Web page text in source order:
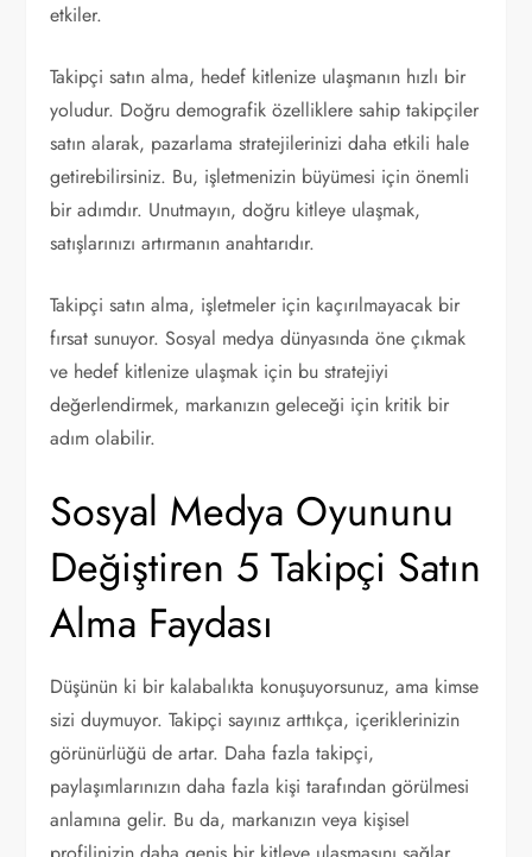
etkiler.
Takipçi satın alma, hedef kitlenize ulaşmanın hızlı bir
yoludur. Doğru demografik özelliklere sahip takipçiler
satın alarak, pazarlama stratejilerinizi daha etkili hale
getirebilirsiniz. Bu, işletmenizin büyümesi için önemli
bir adımdır. Unutmayın, doğru kitleye ulaşmak,
satışlarınızı artırmanın anahtarıdır.
Takipçi satın alma, işletmeler için kaçırılmayacak bir
fırsat sunuyor. Sosyal medya dünyasında öne çıkmak
ve hedef kitlenize ulaşmak için bu stratejiyi
değerlendirmek, markanızın geleceği için kritik bir
adım olabilir.
Sosyal Medya Oyununu
Değiştiren 5 Takipçi Satın
Alma Faydası
Düşünün ki bir kalabalıkta konuşuyorsunuz, ama kimse
sizi duymuyor. Takipçi sayınız arttıkça, içeriklerinizin
görünürlüğü de artar. Daha fazla takipçi,
paylaşımlarınızın daha fazla kişi tarafından görülmesi
anlamına gelir. Bu da, markanızın veya kişisel